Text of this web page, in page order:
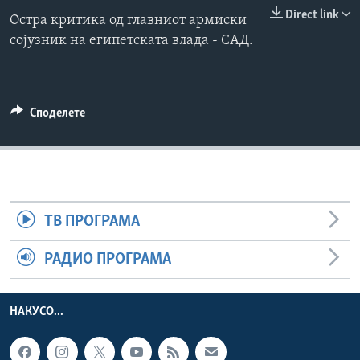
ИНТЕРВЈУА
Јазици
Direct link
Остра критика од главниот армиски
сојузник на египетската влада - САД.
Споделете
ТВ ПРОГРАМА
РАДИО ПРОГРАМА
НАКУСО...